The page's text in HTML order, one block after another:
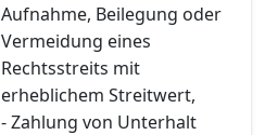
Aufnahme, Beilegung oder
Vermeidung eines
Rechtsstreits mit
erheblichem Streitwert,
- Zahlung von Unterhalt